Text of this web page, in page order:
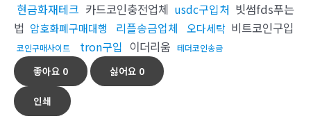
현금화재테크 카드코인충전업체 usdc구입처 빗썸fds푸는
법 암호화폐구매대행 리플송금업체 오다세탁 비트코인구입
코인구매사이트 tron구입 이더리움 테더코인송금
좋아요 0 싫어요 0
인쇄